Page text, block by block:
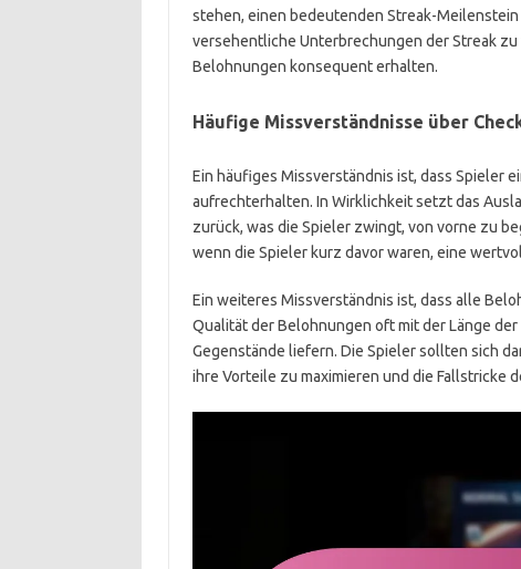
stehen, einen bedeutenden Streak-
versehentliche Unterbrechungen der Streak
Belohnungen konsequent erhalten.
Häufige Missverständnisse über
Ein häufiges Missverständnis ist, dass Spieler
aufrechterhalten. In Wirklichkeit setzt das
zurück, was die Spieler zwingt, von vorne zu
wenn die Spieler kurz davor waren, eine
Ein weiteres Missverständnis ist, dass alle
Qualität der Belohnungen oft mit der Länge
Gegenstände liefern. Die Spieler sollten sich
ihre Vorteile zu maximieren und die Fallstricke